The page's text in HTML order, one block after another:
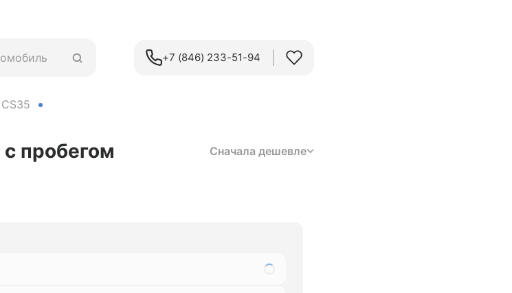
+7 (846) 233-51-94
CS35
с пробегом Сначала дешевле